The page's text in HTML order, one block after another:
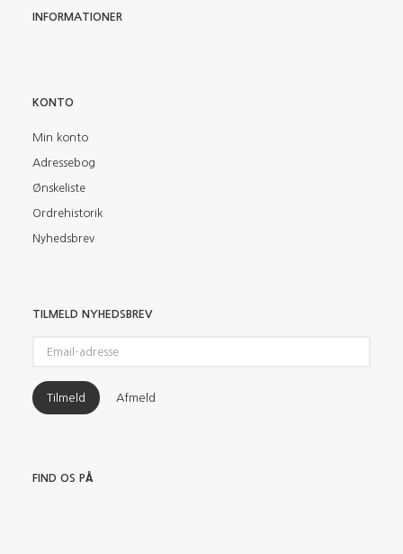
INFORMATIONER
KONTO
Min konto
Adressebog
Ønskeliste
Ordrehistorik
Nyhedsbrev
TILMELD NYHEDSBREV
adresse
Tilmeld Afmeld
FIND OS PÅ